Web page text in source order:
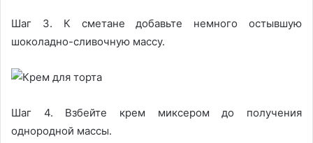
Шаг 3. К сметане добавьте немного остывшую
шоколадно-сливочную массу.
Шаг 4. Взбейте крем миксером до получения
однородной массы.